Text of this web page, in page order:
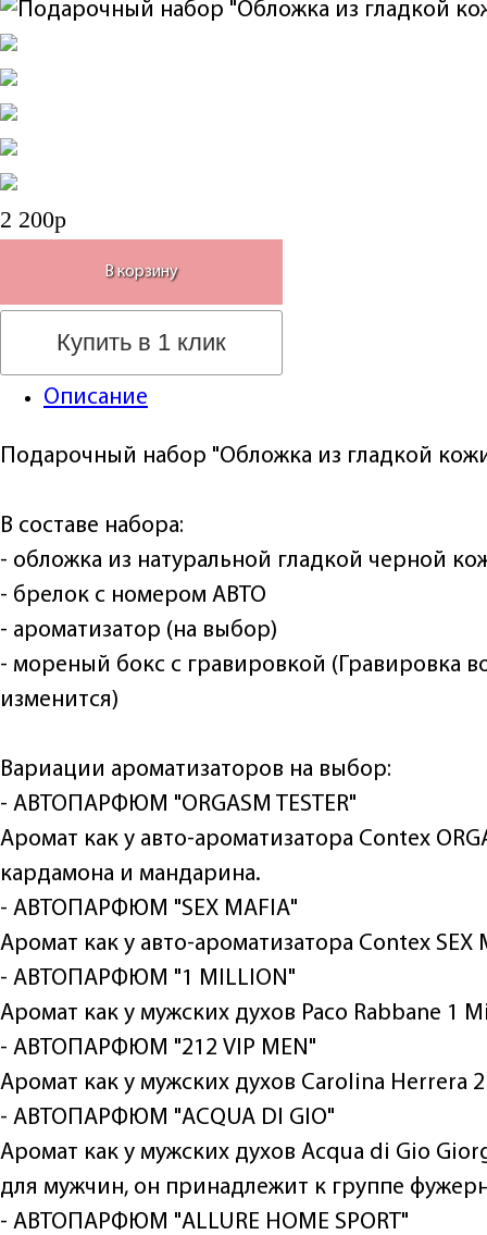
2 200р
В корзину
Купить в 1 клик
Описание
Подарочный набор "Обложка из гладкой
В составе набора:
- обложка из натуральной гладкой черной
- брелок с номером АВТО
- ароматизатор (на выбор)
- мореный бокс с гравировкой (Гравировка
изменится)
Вариации ароматизаторов на выбор:
- АВТОПАРФЮМ "ORGASM TESTER"
Аромат как у авто-ароматизатора Contex
кардамона и мандарина.
- АВТОПАРФЮМ "SEX MAFIА"
Аромат как у авто-ароматизатора Contex
- АВТОПАРФЮМ "1 MILLION"
Аромат как у мужских духов Paco Rabbane 1
- АВТОПАРФЮМ "212 VIP MEN"
Аромат как у мужских духов Carolina Herrera
- АВТОПАРФЮМ "ACQUA DI GIO"
Аромат как у мужских духов Acqua di Gio
для мужчин, он принадлежит к группе
- АВТОПАРФЮМ "ALLURE HOME SPORT"